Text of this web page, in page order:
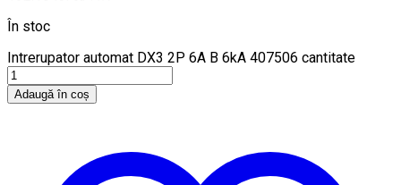
În stoc
Intrerupator automat DX3 2P 6A B 6kA 407506 cantitate
Adaugă în coș